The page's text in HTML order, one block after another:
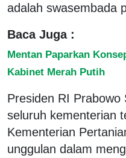
adalah swasembada
Baca Juga :
Mentan Paparkan
Kabinet Merah Putih
Presiden RI Prabowo
seluruh kementerian
Kementerian
unggulan dalam